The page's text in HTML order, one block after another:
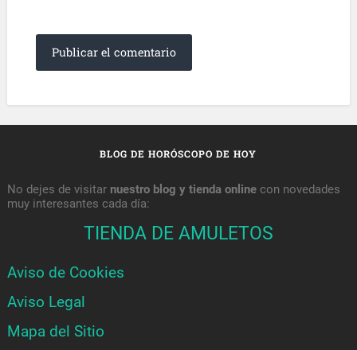
BLOG DE HORÓSCOPO DE HOY
No dejes de visitar nuestro blog y tienda onlinecon novedades
muy interesantes cada día:
TIENDA DE AMULETOS
Aviso de Cookies
Aviso Legal
Mapa del Sitio